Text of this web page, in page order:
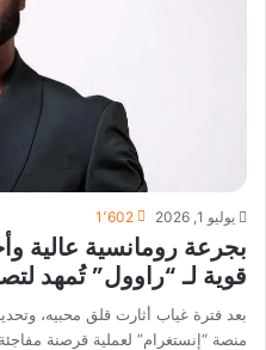
يوليو 1, 2026 1٬602
بجرعة رومانسية عالية
قوية لـ “راوول” تُمهد
بعد فترة غياب أثارت قلق محبيه،
منصة “إنستغرام” لعملية قرصنة